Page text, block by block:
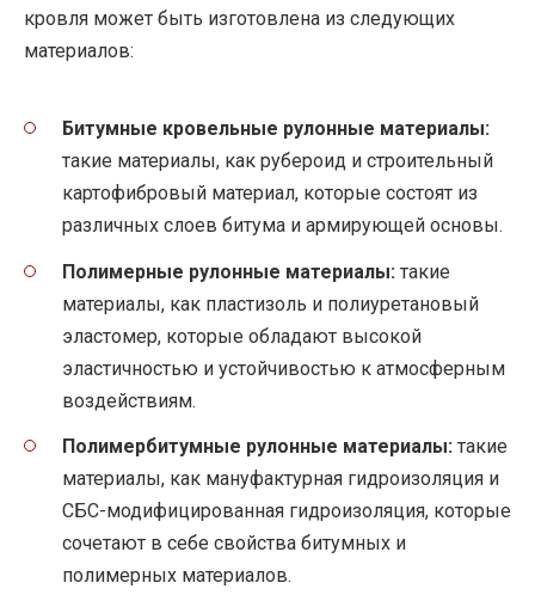
кровля может быть изготовлена из следующих
материалов:
Битумные кровельные рулонные материалы:
такие материалы, как рубероид и строительный
картофибровый материал, которые состоят из
различных слоев битума и армирующей основы.
Полимерные рулонные материалы: такие
материалы, как пластизоль и полиуретановый
эластомер, которые обладают высокой
эластичностью и устойчивостью к атмосферным
воздействиям.
Полимербитумные рулонные материалы: такие
материалы, как мануфактурная гидроизоляция и
СБС-модифицированная гидроизоляция, которые
сочетают в себе свойства битумных и
полимерных материалов.